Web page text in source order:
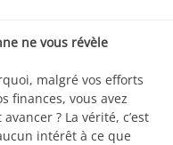
ne vous révèle
malgré vos efforts
finances, vous avez
? La vérité, c’est
intérêt à ce que